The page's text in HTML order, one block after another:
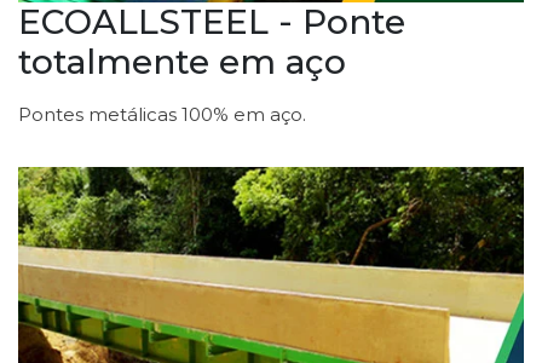
ECOALLSTEEL - Ponte
totalmente em aço
Pontes metálicas 100% em aço.